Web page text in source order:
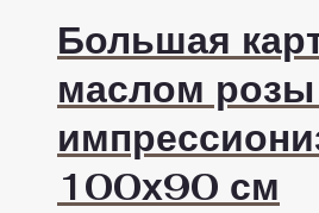
Большая
маслом розы
100х90 см